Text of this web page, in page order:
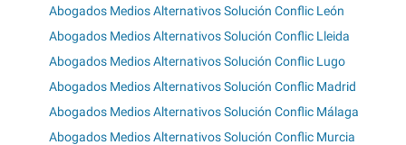
Abogados Medios Alternativos Solución Conflic León
Abogados Medios Alternativos Solución Conflic Lleida
Abogados Medios Alternativos Solución Conflic Lugo
Abogados Medios Alternativos Solución Conflic Madrid
Abogados Medios Alternativos Solución Conflic Málaga
Abogados Medios Alternativos Solución Conflic Murcia